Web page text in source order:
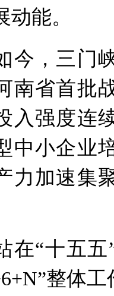
动能。
，三门峡
南省首批
入强度连
中小企业
力加速集
“十五五”
整体